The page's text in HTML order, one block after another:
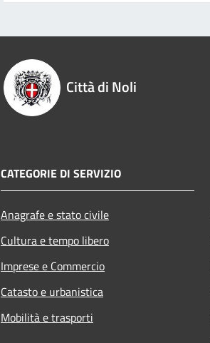
Città di Noli
CATEGORIE DI SERVIZIO
Anagrafe e stato civile
Cultura e tempo libero
Imprese e Commercio
Catasto e urbanistica
Mobilità e trasporti